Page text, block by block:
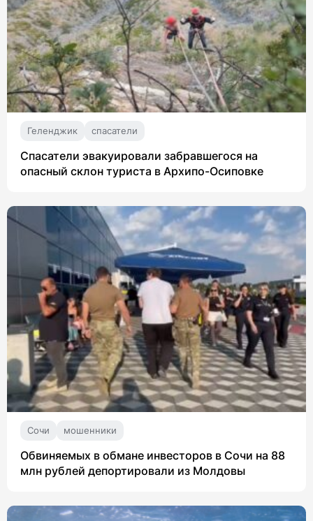
Геленджик спасатели
Спасатели эвакуировали забравшегося на
опасный склон туриста в Архипо-Осиповке
Сочи мошенники
Обвиняемых в обмане инвесторов в Сочи на 88
млн рублей депортировали из Молдовы